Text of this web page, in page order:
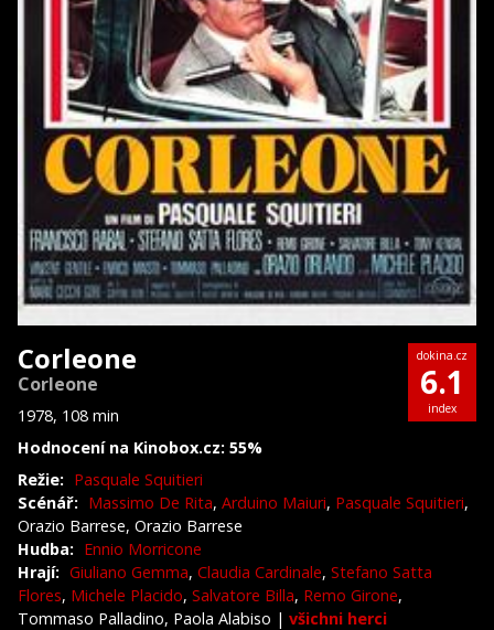
Corleone
Corleone
1978, 108 min
Hodnocení na Kinobox.cz: 55%
dokina.cz
6.1
index
Režie: Pasquale Squitieri
Scénář: Massimo De Rita, Arduino Maiuri, Pasquale Squitieri,
Orazio Barrese, Orazio Barrese
Hudba: Ennio Morricone
Hrají: Giuliano Gemma, Claudia Cardinale, Stefano Satta
Flores, Michele Placido, Salvatore Billa, Remo Girone,
Tommaso Palladino, Paola Alabiso | všichni herci